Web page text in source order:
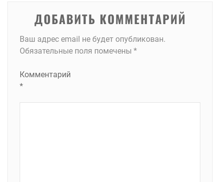
ДОБАВИТЬ КОММЕНТАРИЙ
Ваш адрес email не будет опубликован.
Обязательные поля помечены *
Комментарий
*